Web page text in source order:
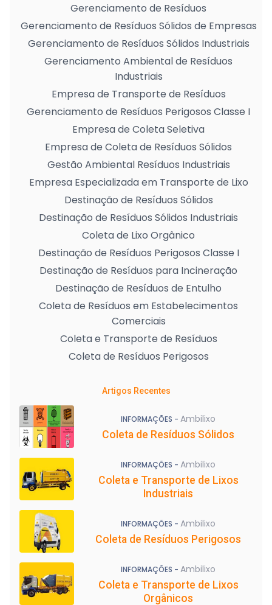
Gerenciamento de Resíduos
Gerenciamento de Resíduos Sólidos de Empresas
Gerenciamento de Resíduos Sólidos Industriais
Gerenciamento Ambiental de Resíduos
Industriais
Empresa de Transporte de Resíduos
Gerenciamento de Resíduos Perigosos Classe I
Empresa de Coleta Seletiva
Empresa de Coleta de Resíduos Sólidos
Gestão Ambiental Resíduos Industriais
Empresa Especializada em Transporte de Lixo
Destinação de Resíduos Sólidos
Destinação de Resíduos Sólidos Industriais
Coleta de Lixo Orgânico
Destinação de Resíduos Perigosos Classe I
Destinação de Resíduos para Incineração
Destinação de Resíduos de Entulho
Coleta de Resíduos em Estabelecimentos
Comerciais
Coleta e Transporte de Resíduos
Coleta de Resíduos Perigosos
Artigos Recentes
INFORMAÇÕES - Ambilixo
Coleta de Resíduos Sólidos
INFORMAÇÕES - Ambilixo
Coleta e Transporte de Lixos
Industriais
INFORMAÇÕES - Ambilixo
Coleta de Resíduos Perigosos
INFORMAÇÕES - Ambilixo
Coleta e Transporte de Lixos
Orgânicos